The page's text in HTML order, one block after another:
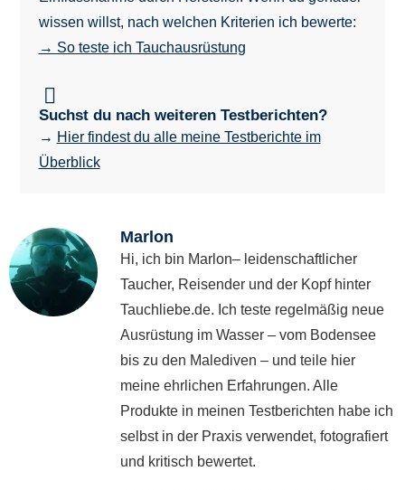
wissen willst, nach welchen Kriterien ich bewerte:
→ So teste ich Tauchausrüstung
Suchst du nach weiteren Testberichten?
→ Hier findest du alle meine Testberichte im
Überblick
Marlon
Hi, ich bin Marlon– leidenschaftlicher
Taucher, Reisender und der Kopf hinter
Tauchliebe.de. Ich teste regelmäßig neue
Ausrüstung im Wasser – vom Bodensee
bis zu den Malediven – und teile hier
meine ehrlichen Erfahrungen. Alle
Produkte in meinen Testberichten habe ich
selbst in der Praxis verwendet, fotografiert
und kritisch bewertet.